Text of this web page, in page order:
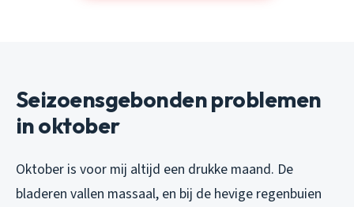
Seizoensgebonden problemen
in oktober
Oktober is voor mij altijd een drukke maand. De
bladeren vallen massaal, en bij de hevige regenbuien